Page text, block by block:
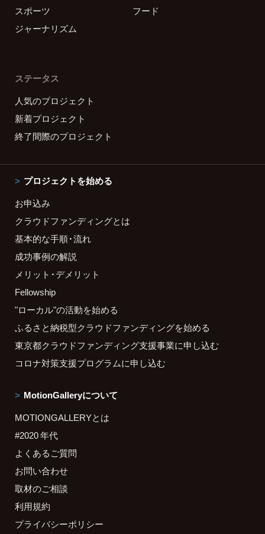
スポーツ
フード
ジャーナリズム
ステータス
人気のプロジェクト
新着プロジェクト
終了間際のプロジェクト
プロジェクトを始める
お申込み
クラウドファンディングとは
基本的な手順・流れ
成功事例の解説
メリット・デメリット
Fellowship
"ローカル"の活動を始める
ふるさと納税型クラウドファンディングを始める
東京都クラウドファンディング支援事業に申し込む
コロナ対策支援プログラムに申し込む
MotionGalleryについて
MOTIONGALLERYとは
#2020 年代
よくあるご質問
お問い合わせ
取材のご相談
利用規約
プライバシーポリシー